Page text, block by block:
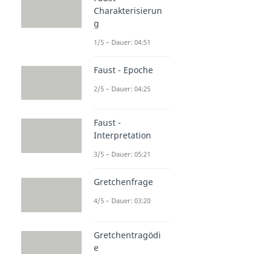
Charakterisierun
g
1/5 – Dauer: 04:51
Faust - Epoche
2/5 – Dauer: 04:25
Faust -
Interpretation
3/5 – Dauer: 05:21
Gretchenfrage
4/5 – Dauer: 03:20
Gretchentragödi
e